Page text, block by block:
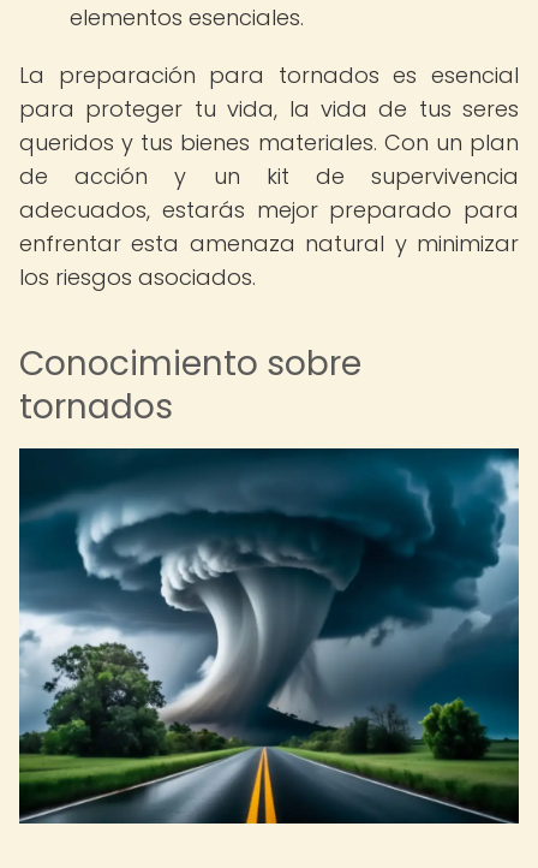
elementos esenciales.
La preparación para tornados es esencial
para proteger tu vida, la vida de tus seres
queridos y tus bienes materiales. Con un plan
de acción y un kit de supervivencia
adecuados, estarás mejor preparado para
enfrentar esta amenaza natural y minimizar
los riesgos asociados.
Conocimiento sobre
tornados